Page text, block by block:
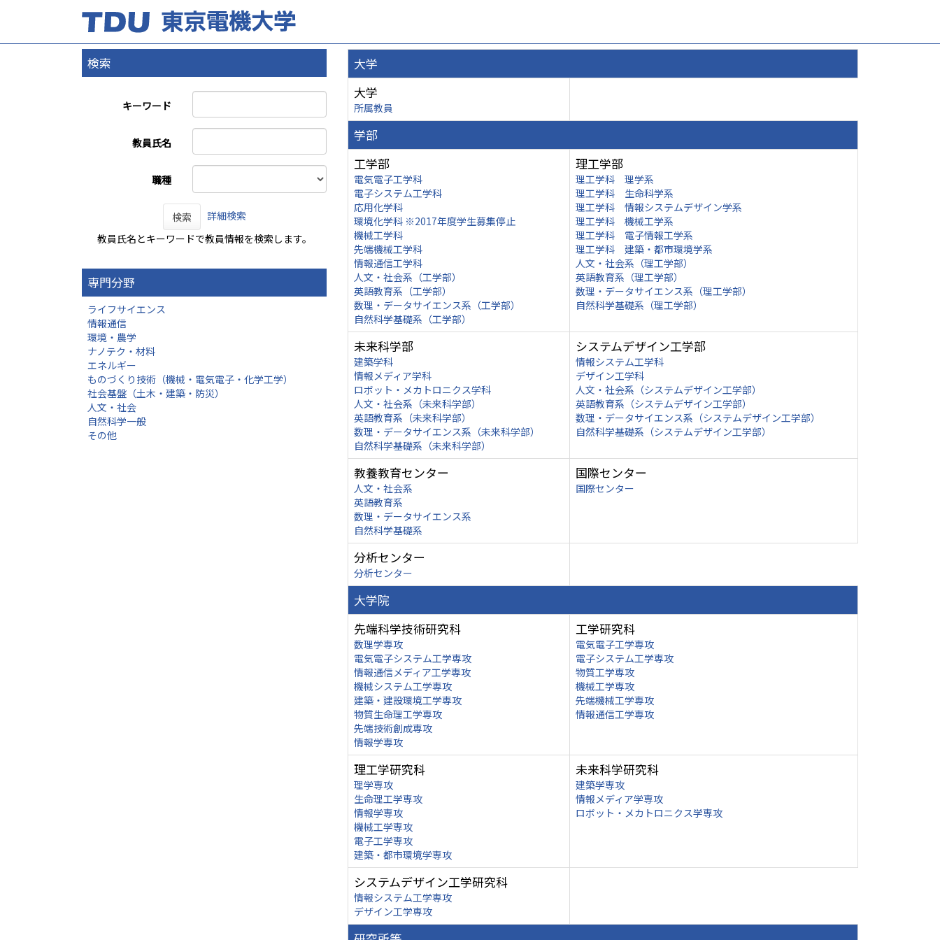
検索
キーワード
教員氏名
職種
検索
詳細検索
教員氏名とキーワードで教員情報を検索します。
専門分野
ライフサイエンス
情報通信
環境・農学
ナノテク・材料
エネルギー
ものづくり技術（機械・電気電子・化学工学）
社会基盤（土木・建築・防災）
人文・社会
自然科学一般
その他
大学
大学
所属教員
学部
工学部
電気電子工学科
電子システム工学科
応用化学科
環境化学科 ※2017年度学生募集停止
機械工学科
先端機械工学科
情報通信工学科
人文・社会系（工学部）
英語教育系（工学部）
数理・データサイエンス系（工学部）
自然科学基礎系（工学部）
理工学部
理工学科 理学系
理工学科 生命科学系
理工学科 情報システムデザイン学系
理工学科 機械工学系
理工学科 電子情報工学系
理工学科 建築・都市環境学系
人文・社会系（理工学部）
英語教育系（理工学部）
数理・データサイエンス系（理工学部）
自然科学基礎系（理工学部）
未来科学部
建築学科
情報メディア学科
ロボット・メカトロニクス学科
人文・社会系（未来科学部）
英語教育系（未来科学部）
数理・データサイエンス系（未来科学部）
自然科学基礎系（未来科学部）
システムデザイン工学部
情報システム工学科
デザイン工学科
人文・社会系（システムデザイン工学部）
英語教育系（システムデザイン工学部）
数理・データサイエンス系（システムデザイン工学部）
自然科学基礎系（システムデザイン工学部）
教養教育センター
人文・社会系
英語教育系
数理・データサイエンス系
自然科学基礎系
国際センター
国際センター
分析センター
分析センター
大学院
先端科学技術研究科
数理学専攻
電気電子システム工学専攻
情報通信メディア工学専攻
機械システム工学専攻
建築・建設環境工学専攻
物質生命理工学専攻
先端技術創成専攻
情報学専攻
工学研究科
電気電子工学専攻
電子システム工学専攻
物質工学専攻
機械工学専攻
先端機械工学専攻
情報通信工学専攻
理工学研究科
理学専攻
生命理工学専攻
情報学専攻
機械工学専攻
電子工学専攻
建築・都市環境学専攻
未来科学研究科
建築学専攻
情報メディア学専攻
ロボット・メカトロニクス学専攻
システムデザイン工学研究科
情報システム工学専攻
デザイン工学専攻